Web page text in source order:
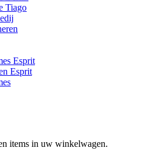
Tiago
Esprit
Esprit
items in uw winkelwagen.